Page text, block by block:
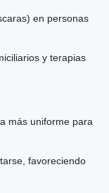
en personas
y terapias
más uniforme para
favoreciendo